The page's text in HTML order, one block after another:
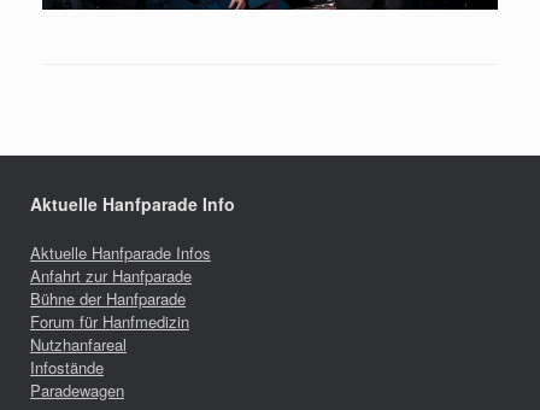
Aktuelle Hanfparade Info
Aktuelle Hanfparade Infos
Anfahrt zur Hanfparade
Bühne der Hanfparade
Forum für Hanfmedizin
Nutzhanfareal
Infostände
Paradewagen